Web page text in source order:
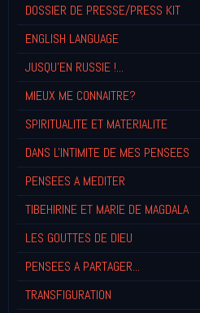
DOSSIER DE PRESSE/PRESS KIT
ENGLISH LANGUAGE
JUSQU'EN RUSSIE !...
MIEUX ME CONNAITRE?
SPIRITUALITE ET MATERIALITE
DANS L'INTIMITE DE MES PENSEES
PENSEES A MEDITER
TIBEHIRINE ET MARIE DE MAGDALA
LES GOUTTES DE DIEU
PENSEES A PARTAGER...
TRANSFIGURATION